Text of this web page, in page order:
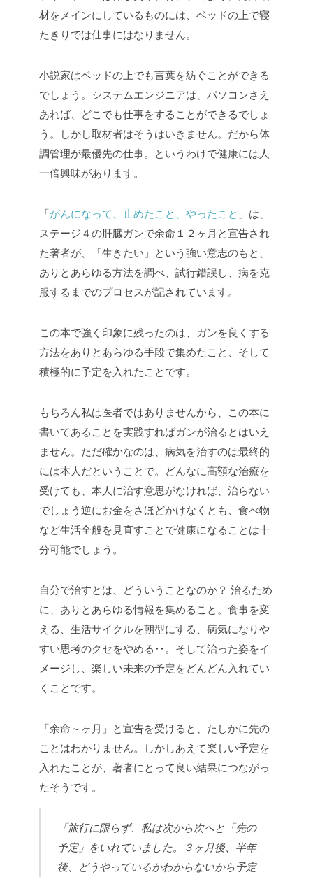
材をメインにしているものには、ベッドの上で寝
たきりでは仕事にはなりません。
小説家はベッドの上でも言葉を紡ぐことができる
でしょう。システムエンジニアは、パソコンさえ
あれば、どこでも仕事をすることができるでしょ
う。しかし取材者はそうはいきません。だから体
調管理が最優先の仕事。というわけで健康には人
一倍興味があります。
「がんになって、止めたこと、やったこと 」は、
ステージ４の肝臓ガンで余命１２ヶ月と宣告され
た著者が、「生きたい」という強い意志のもと、
ありとあらゆる方法を調べ、試行錯誤し、病を克
服するまでのプロセスが記されています。
この本で強く印象に残ったのは、ガンを良くする
方法をありとあらゆる手段で集めたこと、そして
積極的に予定を入れたことです。
もちろん私は医者ではありませんから、この本に
書いてあることを実践すればガンが治るとはいえ
ません。ただ確かなのは、病気を治すのは最終的
には本人だということで。どんなに高額な治療を
受けても、本人に治す意思がなければ、治らない
でしょう逆にお金をさほどかけなくとも、食べ物
など生活全般を見直すことで健康になることは十
分可能でしょう。
自分で治すとは、どういうことなのか？ 治るため
に、ありとあらゆる情報を集めること。食事を変
える、生活サイクルを朝型にする、病気になりや
すい思考のクセをやめる‥。そして治った姿をイ
メージし、楽しい未来の予定をどんどん入れてい
くことです。
「余命～ヶ月」と宣告を受けると、たしかに先の
ことはわかりません。
しかしあえて楽しい予定を
入れたことが、著者にとって良い結果につながっ
たそうです。
「旅行に限らず、私は次から次へと「先の
予定」をいれていました。
３ヶ月後、半年
後、どうやっているかわからないから予定